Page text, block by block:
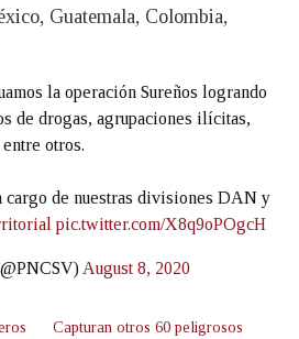
Guatemala, Colombia,
la operación Sureños logrando
de drogas, agrupaciones ilícitas,
otros.
cargo de nuestras divisiones DAN y
pic.twitter.com/X8q9oPOgcH
August 8, 2020
Capturan otros 60 peligrosos